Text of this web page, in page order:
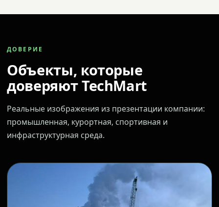
ДОВЕРИЕ
Объекты, которые
доверяют TechMart
Реальные изображения из презентации компании:
промышленная, курортная, спортивная и
инфраструктурная среда.